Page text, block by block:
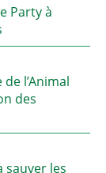
Party à
l’Animal
des
sauver les